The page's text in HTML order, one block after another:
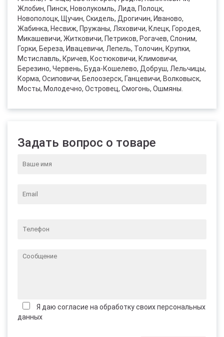
Жлобин, Пинск, Новолукомль, Лида, Полоцк,
Новополоцк, Щучин, Скидель, Дрогичин, Иваново,
Жабинка, Несвиж, Пружаны, Ляховичи, Клецк, Городея,
Микашевичи, Житковичи, Петриков, Рогачев, Слоним,
Горки, Береза, Ивацевичи, Лепель, Толочин, Крупки,
Мстиславль, Кричев, Костюковичи, Климовичи,
Березино, Червень, Буда-Кошелево, Добруш, Лельчицы,
Корма, Осиповичи, Белоозерск, Ганцевичи, Волковыск,
Мосты, Молодечно, Островец, Смогонь, Ошмяны.
Задать вопрос о товаре
Я даю согласие на обработку своих персональных
данных